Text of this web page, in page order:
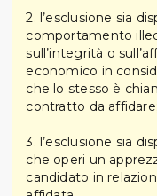
2. l’esclusione sia
comportamento
sull’integrità o
economico in
che lo stesso è
contratto da affidare;
3. l’esclusione sia
che operi un
candidato in